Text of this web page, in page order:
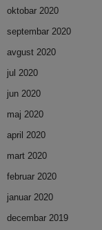
oktobar 2020
septembar 2020
avgust 2020
jul 2020
jun 2020
maj 2020
april 2020
mart 2020
februar 2020
januar 2020
decembar 2019